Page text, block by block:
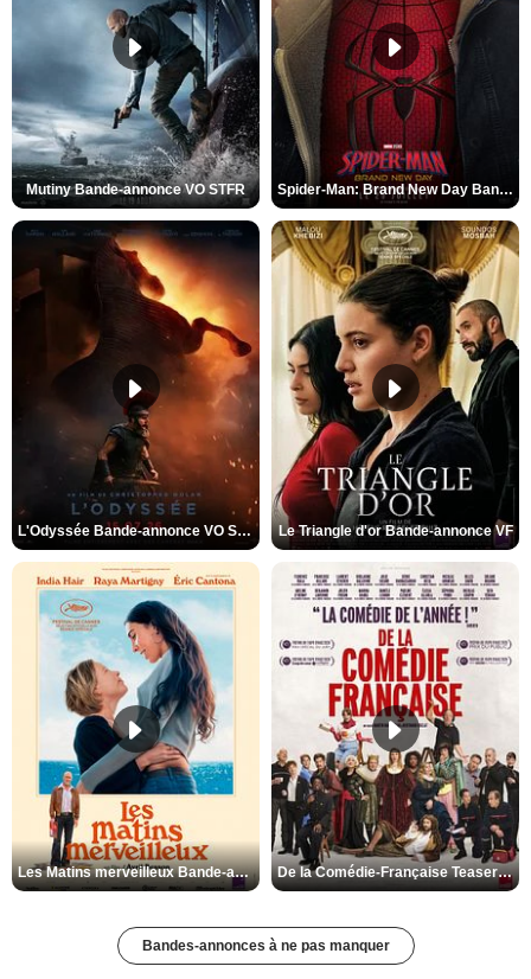
Mutiny Bande-annonce VO STFR Spider-Man: Brand New Day Bande-annonce VO STFR
L'Odyssée Bande-annonce VO STFR Le Triangle d'or Bande-annonce VF
Les Matins merveilleux Bande-annonce VF De la Comédie-Française Teaser VF
Bandes-annonces à ne pas manquer